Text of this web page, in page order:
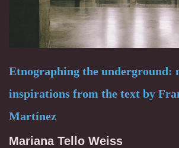
Etnographing the underground:
inspirations from the text by
Martínez
Mariana Tello Weiss